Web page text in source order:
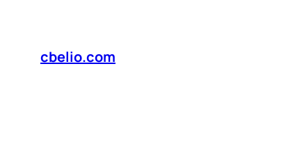
contenidocbelio.com